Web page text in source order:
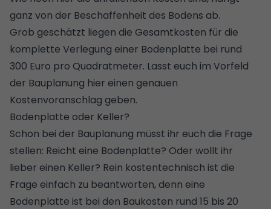
ganz von der Beschaffenheit des Bodens ab.
Grob geschätzt liegen die Gesamtkosten für die
komplette Verlegung einer Bodenplatte bei rund
300 Euro pro Quadratmeter. Lasst euch im Vorfeld
der Bauplanung hier einen genauen
Kostenvoranschlag geben.
Bodenplatte oder Keller?
Schon bei der Bauplanung müsst ihr euch die Frage
stellen: Reicht eine Bodenplatte? Oder wollt ihr
lieber einen Keller? Rein kostentechnisch ist die
Frage einfach zu beantworten, denn eine
Bodenplatte ist bei den Baukosten rund 15 bis 20